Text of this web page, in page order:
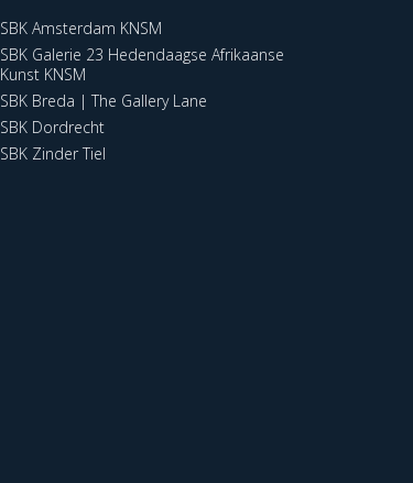
SBK Amsterdam KNSM
SBK Galerie 23 Hedendaagse Afrikaanse
Kunst KNSM
SBK Breda | The Gallery Lane
SBK Dordrecht
SBK Zinder Tiel